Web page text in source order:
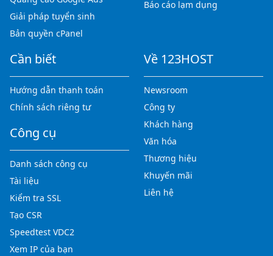
Giải pháp tuyển sinh
Bản quyền cPanel
Báo cáo lạm dụng
Cần biết
Hướng dẫn thanh toán
Chính sách riêng tư
Công cụ
Danh sách công cụ
Tài liệu
Kiểm tra SSL
Tạo CSR
Speedtest VDC2
Xem IP của bạn
Về 123HOST
Newsroom
Công ty
Khách hàng
Văn hóa
Thương hiệu
Khuyến mãi
Liên hệ